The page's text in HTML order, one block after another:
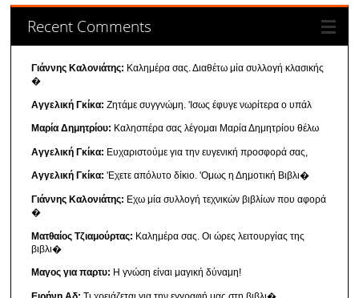
Recent Comments
Γιάννης Καλονιάτης: Καλημέρα σας. Διαθέτω μία συλλογή κλασικής
�
Αγγελική Γκίκα: Ζητάμε συγγνώμη. 'Ισως έφυγε νωρίτερα ο υπάλ
Μαρία Δημητρίου: Καλησπέρα σας λέγομαι Μαρία Δημητρίου θέλω
Αγγελική Γκίκα: Ευχαριστούμε για την ευγενική προσφορά σας,
Αγγελική Γκίκα: 'Εχετε απόλυτο δίκιο. 'Ομως η Δημοτική Βιβλι�
Γιάννης Καλονιάτης: Εχω μία συλλογή τεχνικών βιβλίων που αφορά
�
Ματθαίος Τζιαμούρτας: Καλημέρα σας. Οι ώρες λειτουργίας της
βιβλι�
Μαγος για παρτυ: Η γνώση είναι μαγική δύναμη!